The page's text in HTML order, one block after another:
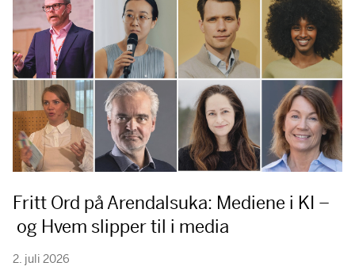
Fritt Ord på Arendalsuka: Mediene i KI –
og Hvem slipper til i media
2. juli 2026